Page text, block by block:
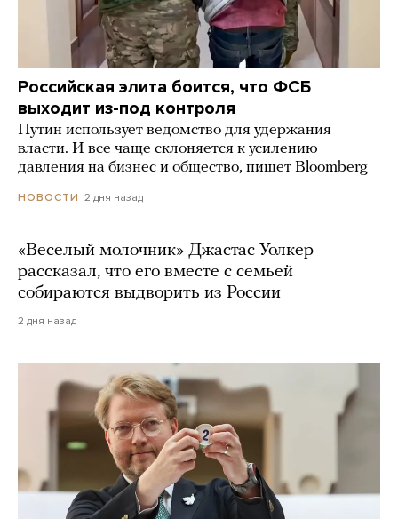
Российская элита боится, что ФСБ
выходит из-под контроля
Путин использует ведомство для удержания
власти. И все чаще склоняется к усилению
давления на бизнес и общество, пишет Bloomberg
НОВОСТИ 2 дня назад
«Веселый молочник» Джастас Уолкер
рассказал, что его вместе с семьей
собираются выдворить из России
2 дня назад